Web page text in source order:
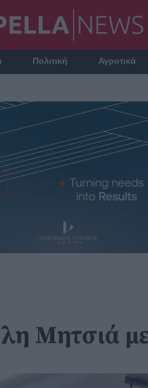
Πολιτική Αγροτικά
Μητσιά με